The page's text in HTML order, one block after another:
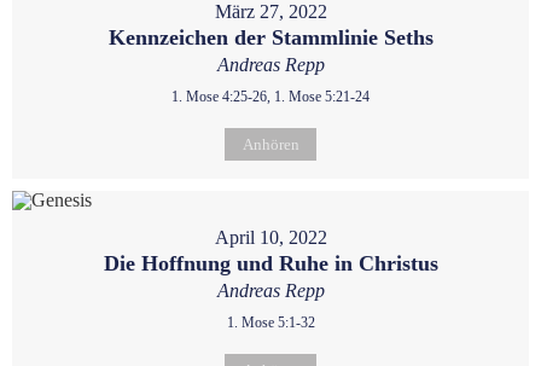
März 27, 2022
Kennzeichen der Stammlinie Seths
Andreas Repp
1. Mose 4:25-26, 1. Mose 5:21-24
Anhören
April 10, 2022
Die Hoffnung und Ruhe in Christus
Andreas Repp
1. Mose 5:1-32